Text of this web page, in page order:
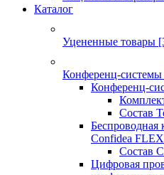
Каталог
Уцененные товары
Конференц-системы
Конференц-
Состав
Беспроводная
Confidea
Состав
Цифровая